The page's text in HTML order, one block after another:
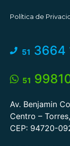
Política de
51 3664
51
Av. Benjamin
Centro –
CEP: 94720-